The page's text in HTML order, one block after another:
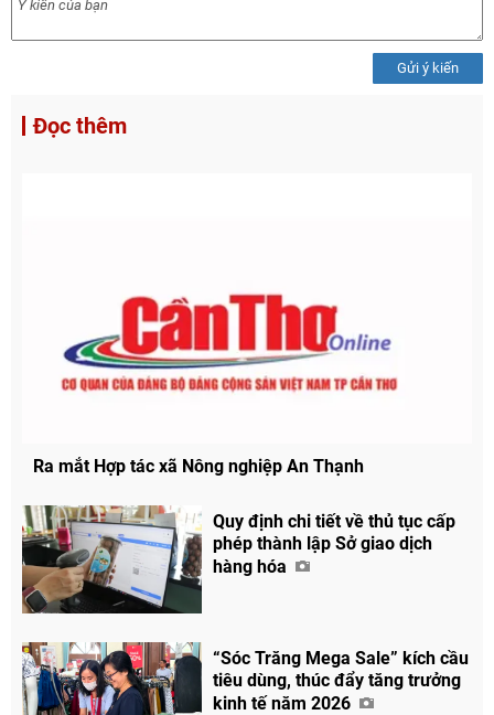
Gửi ý kiến
Đọc thêm
Ra mắt Hợp tác xã Nông nghiệp An Thạnh
Quy định chi tiết về thủ tục cấp
phép thành lập Sở giao dịch
hàng hóa
“Sóc Trăng Mega Sale” kích cầu
tiêu dùng, thúc đẩy tăng trưởng
kinh tế năm 2026